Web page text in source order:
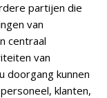
partijen die
van
centraal
van
doorgang kunnen
klanten,